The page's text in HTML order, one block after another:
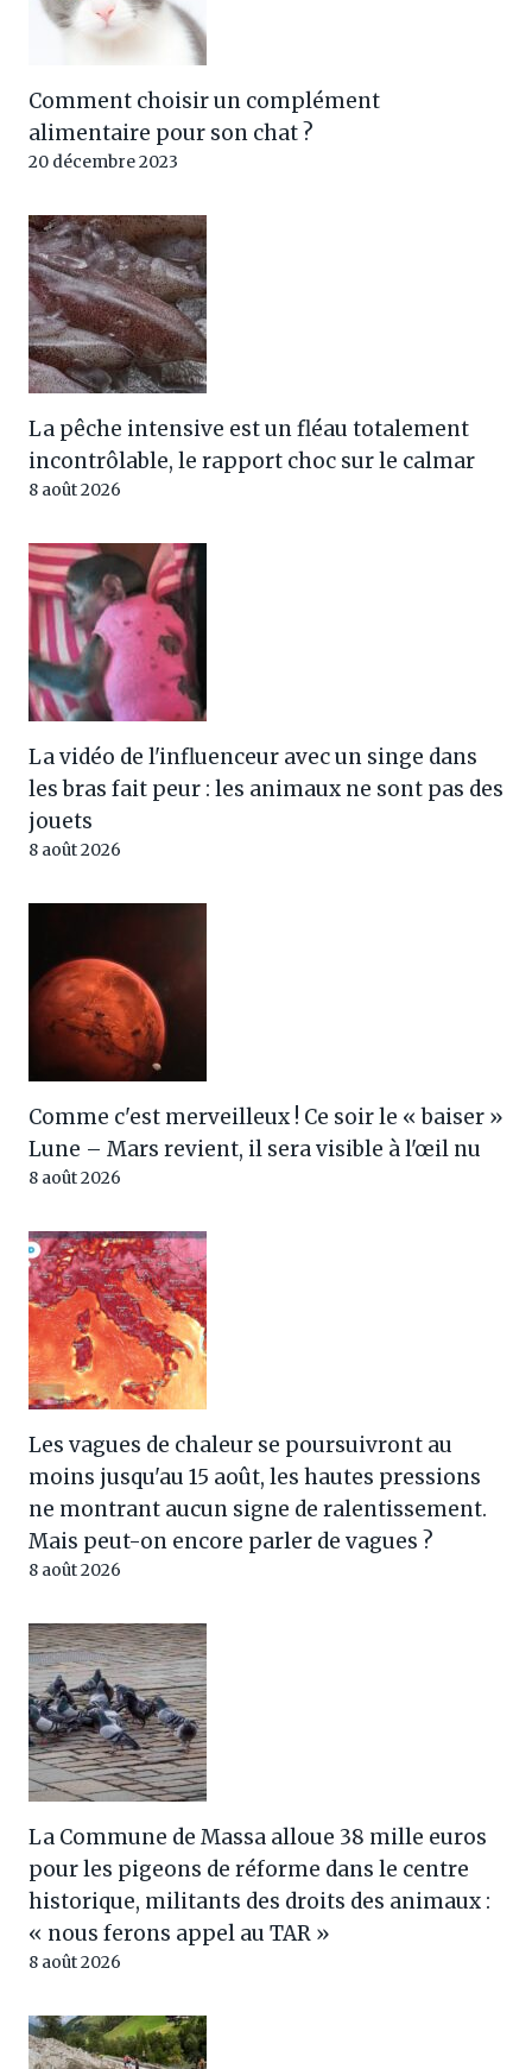
Comment choisir un complément
alimentaire pour son chat ?
20 décembre 2023
La pêche intensive est un fléau totalement
incontrôlable, le rapport choc sur le calmar
8 août 2026
La vidéo de l'influenceur avec un singe dans
les bras fait peur : les animaux ne sont pas des
jouets
8 août 2026
Comme c'est merveilleux ! Ce soir le « baiser »
Lune – Mars revient, il sera visible à l'œil nu
8 août 2026
Les vagues de chaleur se poursuivront au
moins jusqu'au 15 août, les hautes pressions
ne montrant aucun signe de ralentissement.
Mais peut-on encore parler de vagues ?
8 août 2026
La Commune de Massa alloue 38 mille euros
pour les pigeons de réforme dans le centre
historique, militants des droits des animaux :
« nous ferons appel au TAR »
8 août 2026